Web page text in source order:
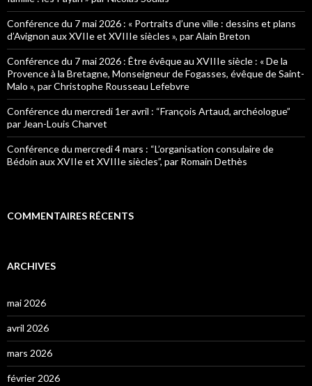
r
:
Conférence du 7 mai 2026 : « Portraits d’une ville : dessins et plans
d’Avignon aux XVIIe et XVIIIe siècles », par Alain Breton
Conférence du 7 mai 2026 : Être évêque au XVIIIe siècle : « De la
Provence à la Bretagne, Monseigneur de Fogasses, évêque de Saint-
Malo », par Christophe Rousseau Lefebvre
Conférence du mercredi 1er avril : “François Artaud, archéologue”
par Jean-Louis Charvet
Conférence du mercredi 4 mars : “L’organisation consulaire de
Bédoin aux XVIIe et XVIIIe siècles”, par Romain Dethès
COMMENTAIRES RÉCENTS
ARCHIVES
mai 2026
avril 2026
mars 2026
février 2026